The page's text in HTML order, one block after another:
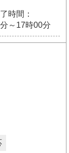
時間：
～17時00分